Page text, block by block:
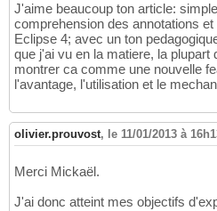
J'aime beaucoup ton article:
comprehension des annotations
Eclipse 4; avec un ton
que j'ai vu en la matiere, la
montrer ca comme une nouvelle
l'avantage, l'utilisation et le
olivier.prouvost, le 11/01/2013 à
Merci Mickaël.
J'ai donc atteint mes objectifs